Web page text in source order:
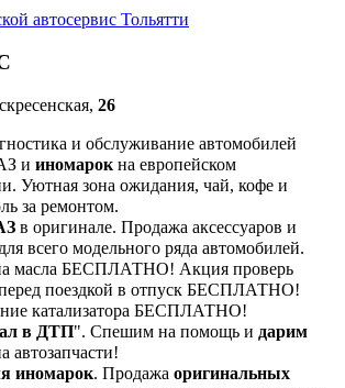
автосервис Тольятти
26
и обслуживание автомобилей
и иномарокна европейском
Уютная зона ожидания, чай, кофе и
за ремонтом.
в оригинале. Продажа аксессуаров и
всего модельного ряда автомобилей.
масла БЕСПЛАТНО! Акция проверь
поездкой в отпуск БЕСПЛАТНО!
катализатора БЕСПЛАТНО!
в ДТП". Спешим на помощь и дарим
автозапчасти!
иномарок. Продажа оригинальных